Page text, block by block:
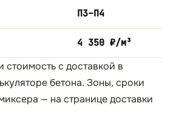
П3–П4
4 350 ₽/м³
стоимость с доставкой в
бетона. Зоны, сроки
— на страницедоставки